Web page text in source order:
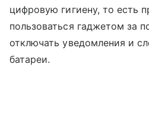
цифровую гигиену, то есть
пользоваться гаджетом за
отключать уведомления и
батареи.